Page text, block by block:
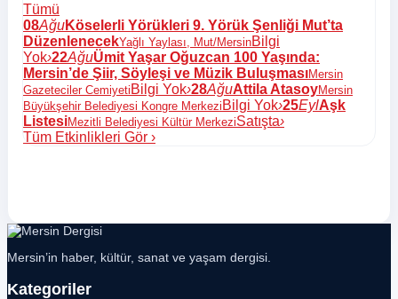
Tümü
08AğuKöselerli Yörükleri 9. Yörük Şenliği Mut’ta
DüzenlenecekYağlı Yaylası, Mut/MersinBilgi
Yok›22AğuÜmit Yaşar Oğuzcan 100 Yaşında:
Mersin’de Şiir, Söyleşi ve Müzik BuluşmasıMersin
Gazeteciler Cemiyeti Bilgi Yok›28AğuAttila AtasoyMersin
Büyükşehir Belediyesi Kongre Merkezi Bilgi Yok›25EylAşk
ListesiMezitli Belediyesi Kültür MerkeziSatışta›
Tüm Etkinlikleri Gör ›
Mersin’in haber, kültür, sanat ve yaşam dergisi.
Kategoriler